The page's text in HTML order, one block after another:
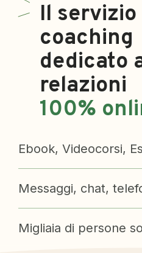
Il servizio
coaching
dedicato
relazioni
100%
Ebook, Videocorsi,
Messaggi, chat,
Migliaia di persone